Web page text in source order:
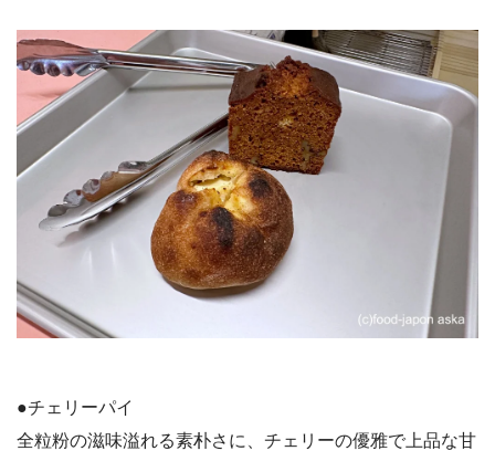
●チェリーパイ
全粒粉の滋味溢れる素朴さに、チェリーの優雅で上品な甘